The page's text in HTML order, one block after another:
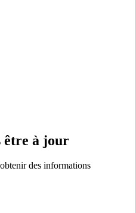
être à jour
des informations